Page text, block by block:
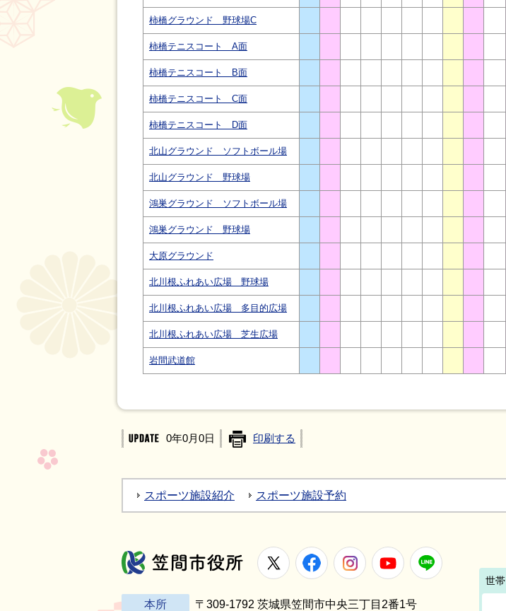
柿橋グラウンド 野球場C
柿橋テニスコート A面
柿橋テニスコート B面
柿橋テニスコート C面
柿橋テニスコート D面
北山グラウンド ソフトボール場
北山グラウンド 野球場
鴻巣グラウンド ソフトボール場
鴻巣グラウンド 野球場
大原グラウンド
北川根ふれあい広場 野球場
北川根ふれあい広場 多目的広場
北川根ふれあい広場 芝生広場
岩間武道館
0年0月0日 印刷する
スポーツ施設紹介 スポーツ施設予約
笠間市役所
X FacebookInstagramYoutube
本所 〒309-1792 茨城県笠間市中央三丁目2番1号